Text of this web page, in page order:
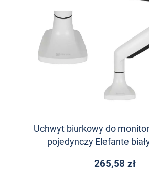
Uchwyt biurkowy do
pojedynczy Elefante
265,58 zł